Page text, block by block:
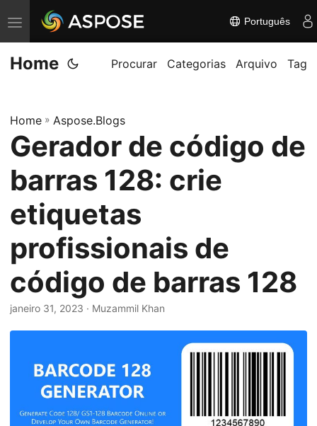
A
l
t
n
a
n
v
e
g
a
Português
Home Procurar Categorias Arquivo Tag
Home » Aspose.Blogs
Gerador de código de
barras 128: crie
etiquetas
profissionais de
código de barras 128
janeiro 31, 2023 · Muzammil Khan